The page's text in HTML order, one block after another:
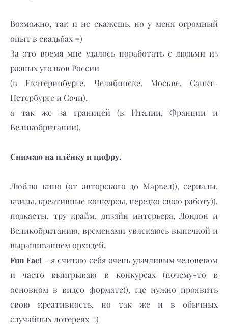
Возможно, так и не скажешь, но у меня огромный
опыт в свадьбах =)
За это время мне удалось поработать с людьми из
разных уголков России
(в Екатеринбурге, Челябинске, Москве, Санкт-
Петербурге и Сочи),
а так же за границей (в Италии, Франции и
Великобритании).
Снимаю на плёнку и цифру.
Люблю кино (от авторского до Марвел)), сериалы,
квизы, креативные конкурсы, нередко свою работу)),
подкасты, тру крайм, дизайн интерьера, Лондон и
Великобританию, временами увлекаюсь выпечкой и
выращиванием орхидей.
Fun Fact - я считаю себя очень удачливым человеком
и часто выигрываю в конкурсах (почему-то в
основном в видео формате)), где нужно проявить
свою креативность, но так же и в обычных
случайных лотереях =)